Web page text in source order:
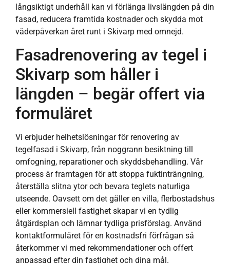
långsiktigt underhåll kan vi förlänga livslängden på din
fasad, reducera framtida kostnader och skydda mot
väderpåverkan året runt i Skivarp med omnejd.
Fasadrenovering av tegel i
Skivarp som håller i
längden – begär offert via
formuläret
Vi erbjuder helhetslösningar för renovering av
tegelfasad i Skivarp, från noggrann besiktning till
omfogning, reparationer och skyddsbehandling. Vår
process är framtagen för att stoppa fuktinträngning,
återställa slitna ytor och bevara teglets naturliga
utseende. Oavsett om det gäller en villa, flerbostadshus
eller kommersiell fastighet skapar vi en tydlig
åtgärdsplan och lämnar tydliga prisförslag. Använd
kontaktformuläret för en kostnadsfri förfrågan så
återkommer vi med rekommendationer och offert
anpassad efter din fastighet och dina mål.